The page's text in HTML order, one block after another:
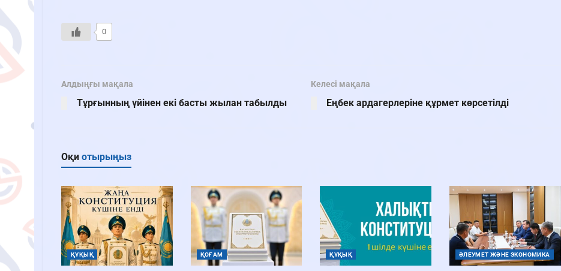
0
Алдыңғы мақала
Тұрғынның үйінен екі басты жылан табылды
Келесі мақала
Еңбек ардагерлеріне құрмет көрсетілді
Оқи отырыңыз
ҚҰҚЫҚ ҚОҒАМ ҚҰҚЫҚ ӘЛЕУМЕТ ЖӘНЕ ЭКОНОМИКА